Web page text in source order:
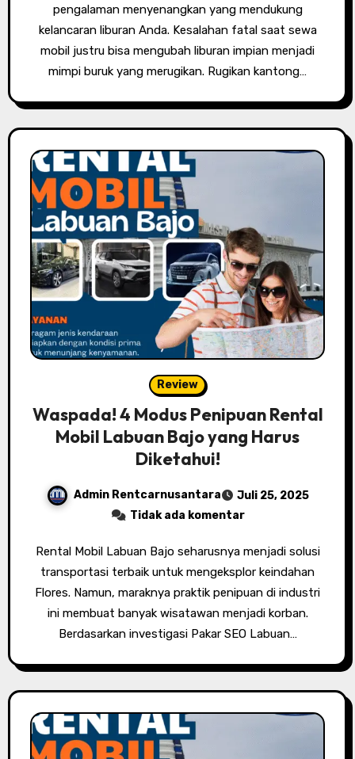
pengalaman menyenangkan yang mendukung
kelancaran liburan Anda. Kesalahan fatal saat sewa
mobil justru bisa mengubah liburan impian menjadi
mimpi buruk yang merugikan. Rugikan kantong…
Review
Waspada! 4 Modus Penipuan Rental
Mobil Labuan Bajo yang Harus
Diketahui!
Admin Rentcarnusantara
Juli 25, 2025
Tidak ada komentar
Rental Mobil Labuan Bajo seharusnya menjadi solusi
transportasi terbaik untuk mengeksplor keindahan
Flores. Namun, maraknya praktik penipuan di industri
ini membuat banyak wisatawan menjadi korban.
Berdasarkan investigasi Pakar SEO Labuan…